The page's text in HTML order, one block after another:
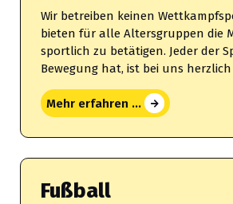
Wir betreiben keinen
bieten für alle Altersgruppen die
sportlich zu betätigen. Jeder der
Bewegung hat, ist bei uns
Mehr erfahren ...
Fußball